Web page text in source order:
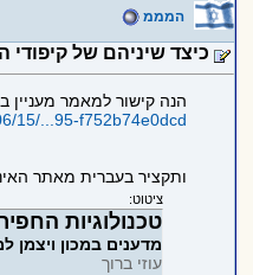
המממ
כיצד שיניהם של קיפודי
הנה קישור למאמר מעניין
15/...95-f752b74e0dcd
ותקציר בעברית מאתר
ציטוט:
טכנולוגיות
מדענים במכון
עוזי ברוך